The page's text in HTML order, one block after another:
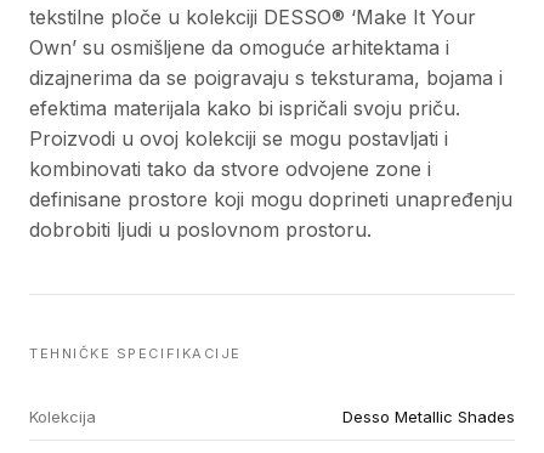
tekstilne ploče u kolekciji DESSO® ‘Make It Your
Own’ su osmišljene da omoguće arhitektama i
dizajnerima da se poigravaju s teksturama, bojama i
efektima materijala kako bi ispričali svoju priču.
Proizvodi u ovoj kolekciji se mogu postavljati i
kombinovati tako da stvore odvojene zone i
definisane prostore koji mogu doprineti unapređenju
dobrobiti ljudi u poslovnom prostoru.
TEHNIČKE SPECIFIKACIJE
Kolekcija Desso Metallic Shades